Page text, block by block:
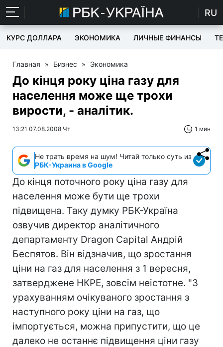
RU
КУРС ДОЛЛАРА ЭКОНОМИКА ЛИЧНЫЕ ФИНАНСЫ
Главная » Бизнес » Экономика
До кінця року ціна газу для
населення може ще трохи
вирости, - аналітик.
13:21 07.08.2008 Чт 1 мин
Не трать время на шум! Читай только суть из
РБК-Украина в Google
До кінця поточного року ціна газу для
населення може бути ще трохи
підвищена. Таку думку РБК-Україна
озвучив директор аналітичного
департаменту Dragon Capital Андрій
Беспятов. Він відзначив, що зростання
ціни на газ для населення з 1 вересня,
затверджене НКРЕ, зовсім неістотне. "З
урахуванням очікуваного зростання з
наступного року ціни на газ, що
імпортується, можна припустити, що це
далеко не останнє підвищення ціни газу